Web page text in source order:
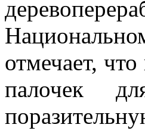
отмечает,
палочек